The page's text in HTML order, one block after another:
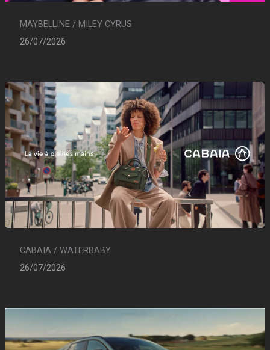
MAYBELLINE / MILEY CYRUS
26/07/2026
CABAIA / WATERBABY
26/07/2026